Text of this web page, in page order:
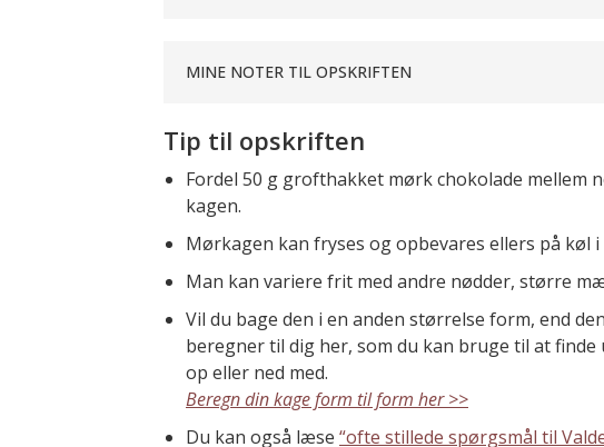
MINE NOTER TIL OPSKRIFTEN
Tip til opskriften
Fordel 50 g grofthakket mørk chokolade mellem
kagen.
Mørkagen kan fryses og opbevares ellers på køl i
Man kan variere frit med andre nødder, større
Vil du bage den i en anden størrelse form, end
beregner til dig her, som du kan bruge til at
op eller ned med.
Beregn din kage form til form her >>
Du kan også læse “ofte stillede spørgsmål til